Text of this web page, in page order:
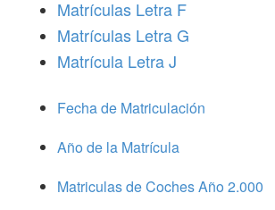
Matrículas Letra F
Matrículas Letra G
Matrícula Letra J
Fecha de Matriculación
Año de la Matrícula
Matriculas de Coches Año 2.000